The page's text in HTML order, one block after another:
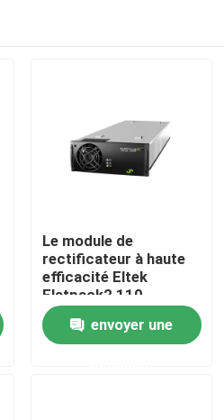
Le module de
rectificateur à haute
efficacité Eltek
Flatpack2 110-
125/2000 HE FP2
110/2000 HE WOR
numéro de pièce
envoyer une